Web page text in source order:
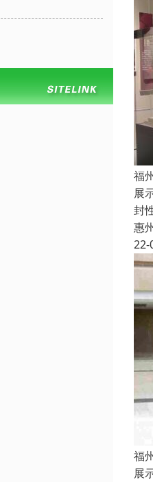
福
展
封
惠
22-
福
展